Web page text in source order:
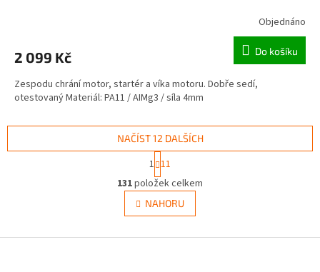
Objednáno
2 099 Kč Do košíku
Zespodu chrání motor, startér a víka motoru. Dobře sedí,
otestovaný Materiál: PA11 / AIMg3 / síla 4mm
O
v
l
á
NAČÍST 12 DALŠÍCH
t
r
á
n
k
v
1 11
131položek celkem
NAHORU